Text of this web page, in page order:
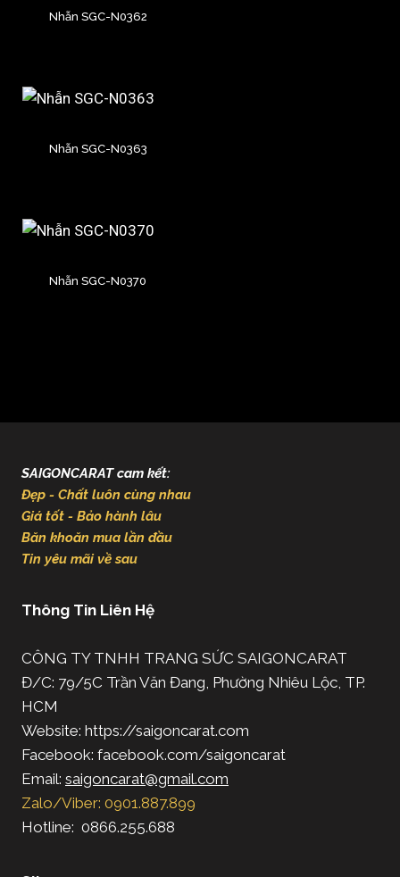
Nhẫn SGC-N0362
Nhẫn SGC-N0363
Nhẫn SGC-N0370
SAIGONCARAT cam kết:
Đẹp - Chất luôn cùng nhau
Giá tốt - Bảo hành lâu
Băn khoăn mua lần đầu
Tin yêu mãi về sau
Thông Tin Liên Hệ
CÔNG TY TNHH TRANG SỨC SAIGONCARAT
Đ/C: 79/5C Trần Văn Đang, Phường Nhiêu Lộc, TP.
HCM
Website: https://saigoncarat.com
Facebook: facebook.com/saigoncarat
Email: saigoncarat@gmail.com
Zalo/Viber: 0901.887.899
Hotline: 0866.255.688